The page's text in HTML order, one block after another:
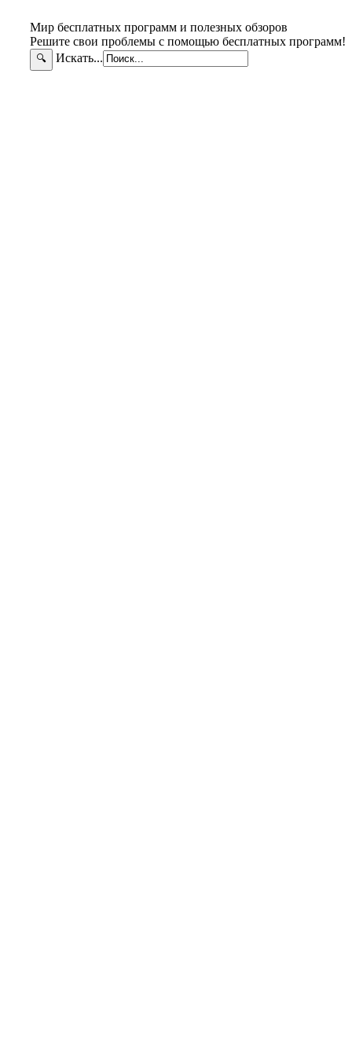
Мир бесплатных программ и полезных обзоров
Решите свои проблемы с помощью бесплатных программ!
🔍 Искать...